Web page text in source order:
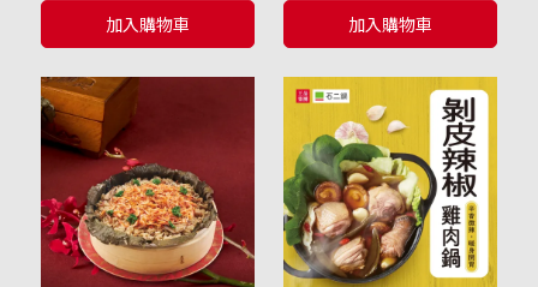
加入購物車 加入購物車